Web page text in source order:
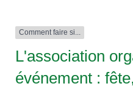
Comment faire si...
L'association
événement :